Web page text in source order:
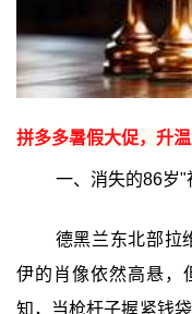
拼多多暑假大促，升
一、消失的86岁"
德黑兰东北部拉
伊的肖像依然高悬，
知，当枪杆子握紧钱